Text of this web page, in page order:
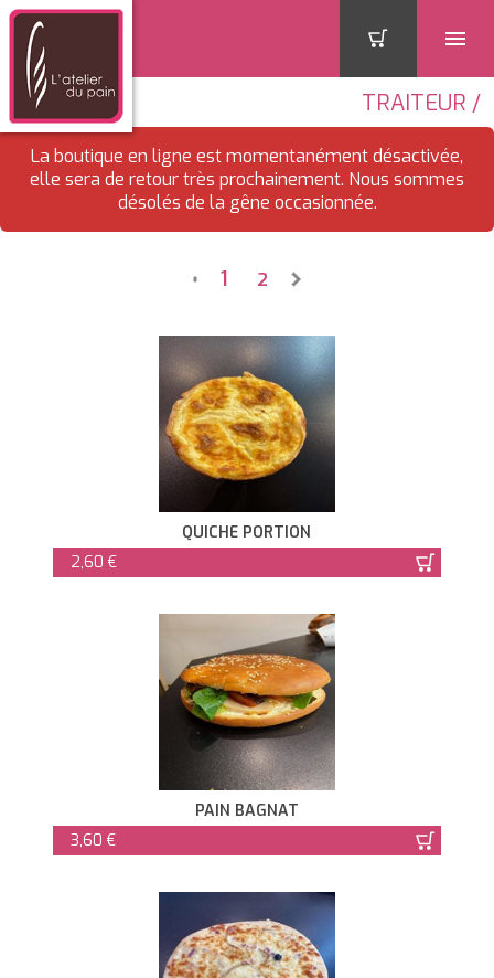
TRAITEUR /
La boutique en ligne est momentanément désactivée,
elle sera de retour très prochainement. Nous sommes
désolés de la gêne occasionnée.
1 2
QUICHE PORTION
2,60 €
PAIN BAGNAT
3,60 €